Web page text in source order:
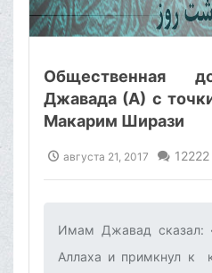
Общественная
Джавада (А) с
Макарим Ширази
августа 21, 2017 12222
Имам Джавад сказал:
Аллаха и примкнул к